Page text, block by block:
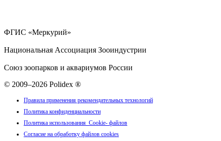
ФГИС «Меркурий»
Национальная Ассоциация Зооиндустрии
Союз зоопарков и аквариумов России
© 2009–2026 Polidex ®
Правила применения рекомендательных технологий
Политика конфиденциальности
Политика использования Cookie- файлов
Согласие на обработку файлов cookies